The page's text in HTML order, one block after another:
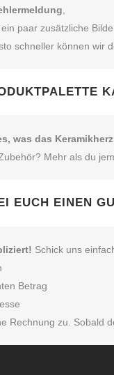
,
paar zusätzliche
schneller können wir
was das
Mehr als du
EUCH EINEN
Schick uns
Betrag
Rechnung zu. Sobald